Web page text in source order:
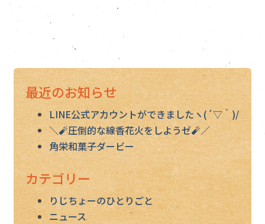
最近のお知らせ
LINE公式アカウントができましたヽ(´▽｀)/
＼🧨圧倒的な線香花火をしようゼ🧨／
角栄和菓子ダービー
カテゴリー
りじちょーのひとりごと
ニュース